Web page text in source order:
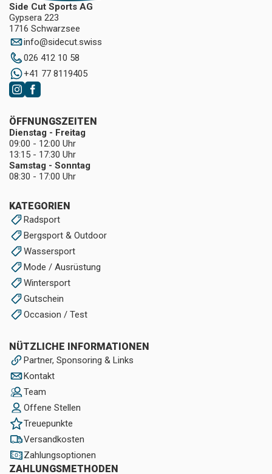
Side Cut Sports AG
Gypsera 223
1716 Schwarzsee
info@sidecut.swiss
026 412 10 58
+41 77 8119405
KATEGORIEN
Radsport
Bergsport & Outdoor
Wassersport
Mode / Ausrüstung
Wintersport
Gutschein
Occasion / Test
NÜTZLICHE INFORMATIONEN
Partner, Sponsoring & Links
Kontakt
Team
Offene Stellen
Treuepunkte
Versandkosten
Zahlungsoptionen
ZAHLUNGSMETHODEN
ÖFFNUNGSZEITEN
Dienstag - Freitag
09:00 - 12:00 Uhr
13:15 - 17:30 Uhr
Samstag - Sonntag
08:30 - 17:00 Uhr